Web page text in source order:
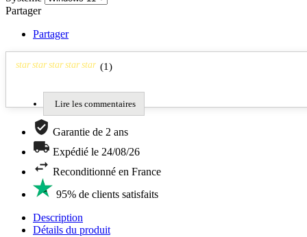
Partager
Partager
star star star star star (1)
Lire les commentaires
Garantie de 2 ans
Expédié le 24/08/26
Reconditionné en France
95% de clients satisfaits
Description
Détails du produit